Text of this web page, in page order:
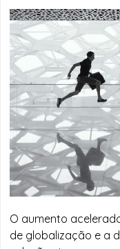
O aumento
de globalização e a